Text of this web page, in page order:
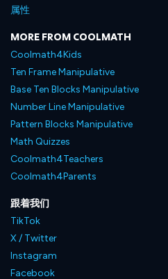
属性
MORE FROM COOLMATH
Coolmath4Kids
Ten Frame Manipulative
Base Ten Blocks Manipulative
Number Line Manipulative
Pattern Blocks Manipulative
Math Quizzes
Coolmath4Teachers
Coolmath4Parents
跟着我们
TikTok
X / Twitter
Instagram
Facebook